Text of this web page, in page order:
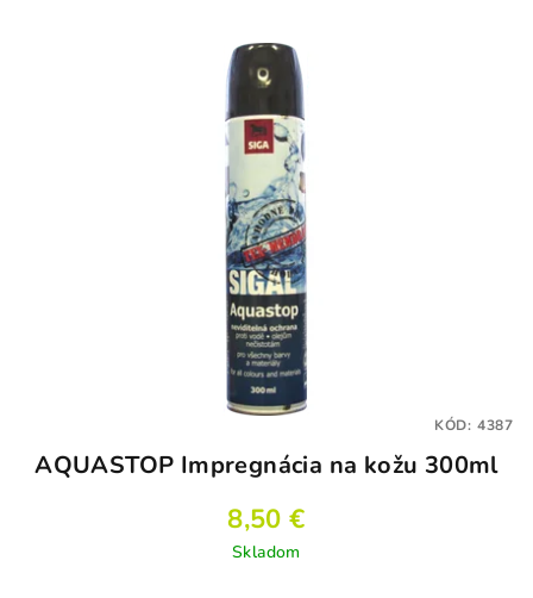
AQUASTOP Impregnácia na kožu 300ml
8,50 €
Skladom
KÓD: 4387